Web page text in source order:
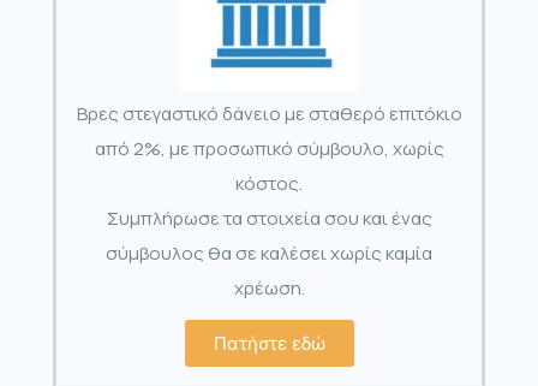
Βρες στεγαστικό δάνειο με σταθερό επιτόκιο
από 2%, με προσωπικό σύμβουλο, χωρίς
κόστος.
Συμπλήρωσε τα στοιχεία σου και ένας
σύμβουλος θα σε καλέσει χωρίς καμία
χρέωση.
Πατήστε εδώ